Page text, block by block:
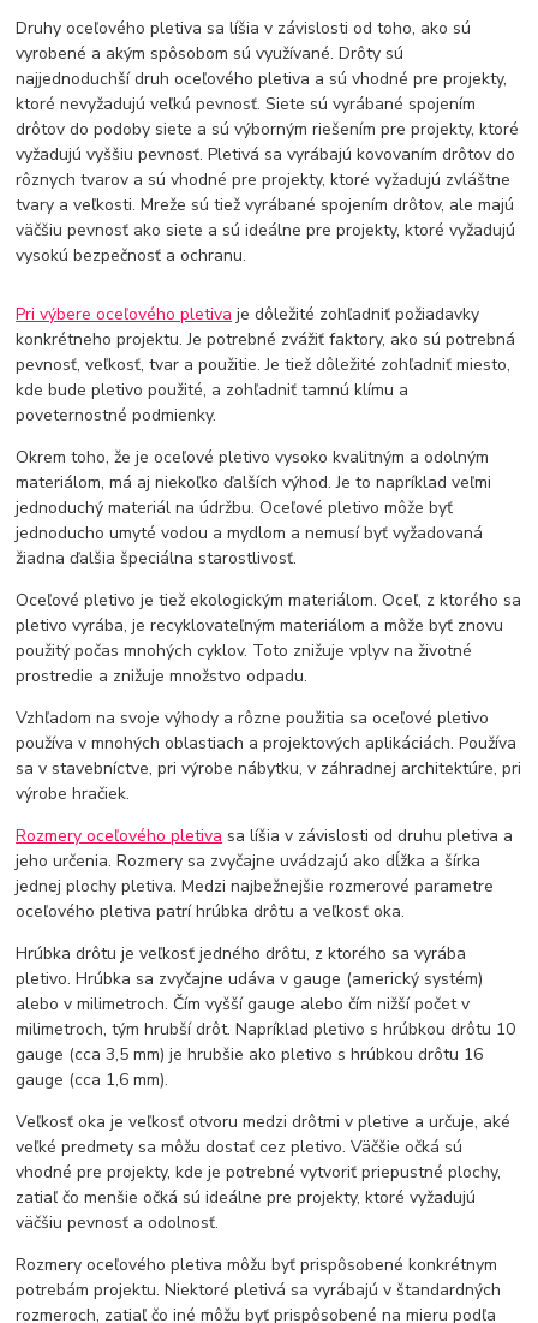
Druhy oceľového pletiva sa líšia v závislosti od toho, ako sú
vyrobené a akým spôsobom sú využívané. Drôty sú
najjednoduchší druh oceľového pletiva a sú vhodné pre projekty,
ktoré nevyžadujú veľkú pevnosť. Siete sú vyrábané spojením
drôtov do podoby siete a sú výborným riešením pre projekty, ktoré
vyžadujú vyššiu pevnosť. Pletivá sa vyrábajú kovovaním drôtov do
rôznych tvarov a sú vhodné pre projekty, ktoré vyžadujú zvláštne
tvary a veľkosti. Mreže sú tiež vyrábané spojením drôtov, ale majú
väčšiu pevnosť ako siete a sú ideálne pre projekty, ktoré vyžadujú
vysokú bezpečnosť a ochranu.
Pri výbere oceľového pletiva je dôležité zohľadniť požiadavky
konkrétneho projektu. Je potrebné zvážiť faktory, ako sú potrebná
pevnosť, veľkosť, tvar a použitie. Je tiež dôležité zohľadniť miesto,
kde bude pletivo použité, a zohľadniť tamnú klímu a
poveternostné podmienky.
Okrem toho, že je oceľové pletivo vysoko kvalitným a odolným
materiálom, má aj niekoľko ďalších výhod. Je to napríklad veľmi
jednoduchý materiál na údržbu. Oceľové pletivo môže byť
jednoducho umyté vodou a mydlom a nemusí byť vyžadovaná
žiadna ďalšia špeciálna starostlivosť.
Oceľové pletivo je tiež ekologickým materiálom. Oceľ, z ktorého sa
pletivo vyrába, je recyklovateľným materiálom a môže byť znovu
použitý počas mnohých cyklov. Toto znižuje vplyv na životné
prostredie a znižuje množstvo odpadu.
Vzhľadom na svoje výhody a rôzne použitia sa oceľové pletivo
používa v mnohých oblastiach a projektových aplikáciách. Používa
sa v stavebníctve, pri výrobe nábytku, v záhradnej architektúre, pri
výrobe hračiek.
Rozmery oceľového pletiva sa líšia v závislosti od druhu pletiva a
jeho určenia. Rozmery sa zvyčajne uvádzajú ako dĺžka a šírka
jednej plochy pletiva. Medzi najbežnejšie rozmerové parametre
oceľového pletiva patrí hrúbka drôtu a veľkosť oka.
Hrúbka drôtu je veľkosť jedného drôtu, z ktorého sa vyrába
pletivo. Hrúbka sa zvyčajne udáva v gauge (americký systém)
alebo v milimetroch. Čím vyšší gauge alebo čím nižší počet v
milimetroch, tým hrubší drôt. Napríklad pletivo s hrúbkou drôtu 10
gauge (cca 3,5 mm) je hrubšie ako pletivo s hrúbkou drôtu 16
gauge (cca 1,6 mm).
Veľkosť oka je veľkosť otvoru medzi drôtmi v pletive a určuje, aké
veľké predmety sa môžu dostať cez pletivo. Väčšie očká sú
vhodné pre projekty, kde je potrebné vytvoriť priepustné plochy,
zatiaľ čo menšie očká sú ideálne pre projekty, ktoré vyžadujú
väčšiu pevnosť a odolnosť.
Rozmery oceľového pletiva môžu byť prispôsobené konkrétnym
potrebám projektu. Niektoré pletivá sa vyrábajú v štandardných
rozmeroch, zatiaľ čo iné môžu byť prispôsobené na mieru podľa